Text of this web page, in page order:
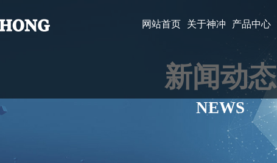
新闻动态
NEWS
网站首页 关于神冲 产品中心